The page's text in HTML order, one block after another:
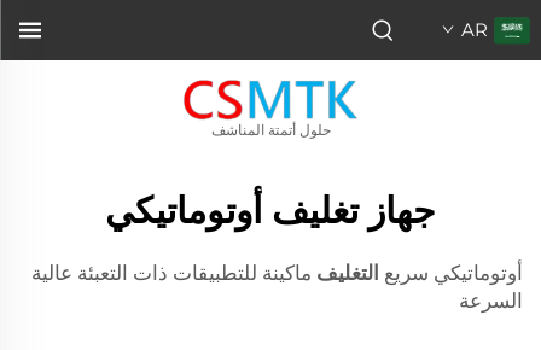
AR
حلول أتمتة المناشف
جهاز تغليف أوتوماتيكي
أوتوماتيكي سريع التغليف ماكينة للتطبيقات ذات التعبئة عالية
السرعة